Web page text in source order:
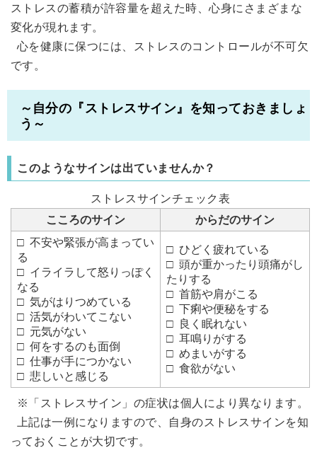
ストレスの蓄積が許容量を超えた時、心身にさまざまな
変化が現れます。
心を健康に保つには、ストレスのコントロールが不可欠
です。
～自分の『ストレスサイン』を知っておきましょ
う～
このようなサインは出ていませんか？
ストレスサインチェック表
こころのサイン
からだのサイン
□ 不安や緊張が高まってい
る
□ イライラして怒りっぽく
なる
□ 気がはりつめている
□ 活気がわいてこない
□ 元気がない
□ 何をするのも面倒
□ 仕事が手につかない
□ 悲しいと感じる
□ ひどく疲れている
□ 頭が重かったり頭痛がし
たりする
□ 首筋や肩がこる
□ 下痢や便秘をする
□ 良く眠れない
□ 耳鳴りがする
□ めまいがする
□ 食欲がない
※「ストレスサイン」の症状は個人により異なります。
上記は一例になりますので、自身のストレスサインを知
っておくことが大切です。